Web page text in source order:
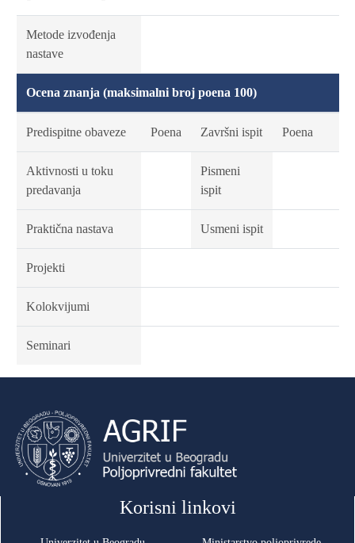
Metode izvođenja
nastave
Ocena znanja (maksimalni broj poena 100)
Predispitne obaveze Poena Završni ispit Poena
Aktivnosti u toku
predavanja
Pismeni
ispit
Praktična nastava Usmeni ispit
Projekti
Kolokvijumi
Seminari
Korisni linkovi